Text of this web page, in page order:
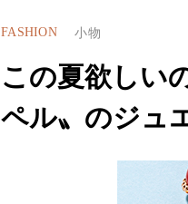
FASHION 小物
この夏欲しい
ペル〟のジュ